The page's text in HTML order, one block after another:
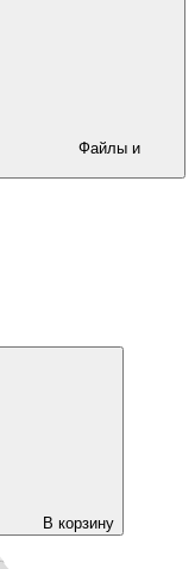
В корзину